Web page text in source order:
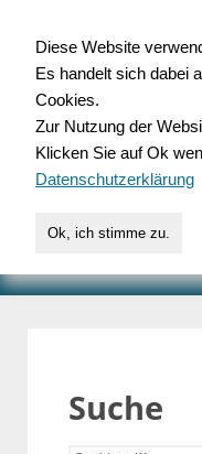
für
Suche
Diese Website
Es handelt sich dabei
Cookies.
Zur Nutzung der
Klicken Sie auf Ok
Datenschutzerklärung
Ok, ich stimme zu.